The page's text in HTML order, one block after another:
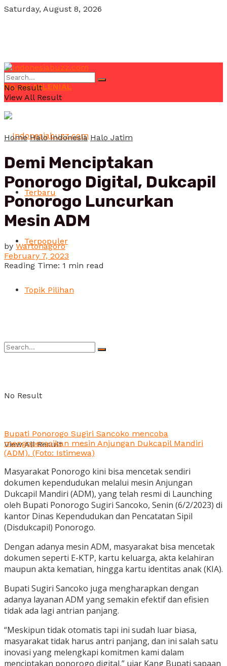
Saturday, August 8, 2026
POJOK MILENIAL
Terbaru
Terpopuler
Topik Pilihan
No Result
View All Result
No Result
View All Result
Home Halo Indonesia Halo Jatim
Demi Menciptakan
Ponorogo Digital, Dukcapil
Ponorogo Luncurkan
Mesin ADM
by Wartonagoro
February 7, 2023
Reading Time: 1 min read
Bupati Ponorogo Sugiri Sancoko mencoba
mengoperasikan mesin Anjungan Dukcapil Mandiri
(ADM). (Foto: Istimewa)
Masyarakat Ponorogo kini bisa mencetak sendiri
dokumen kependudukan melalui mesin Anjungan
Dukcapil Mandiri (ADM), yang telah resmi di Launching
oleh Bupati Ponorogo Sugiri Sancoko, Senin (6/2/2023) di
kantor Dinas Kependudukan dan Pencatatan Sipil
(Disdukcapil) Ponorogo.
Dengan adanya mesin ADM, masyarakat bisa mencetak
dokumen seperti E-KTP, kartu keluarga, akta kelahiran
maupun akta kematian, hingga kartu identitas anak (KIA).
Bupati Sugiri Sancoko juga mengharapkan dengan
adanya layanan ADM yang semakin efektif dan efisien
tidak ada lagi antrian panjang.
“Meskipun tidak otomatis tapi ini sudah luar biasa,
masyarakat tidak harus antri panjang, dan ini salah satu
inovasi yang melengkapi komitmen kami dalam
menciptakan ponorogo digital,” ujar Kang Bupati sapaan